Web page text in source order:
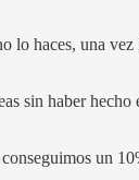
haces, una
sin haber
un